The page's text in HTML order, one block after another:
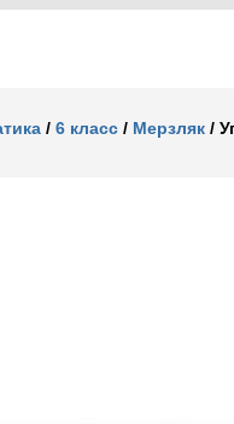
/ 6 класс / Мерзляк /